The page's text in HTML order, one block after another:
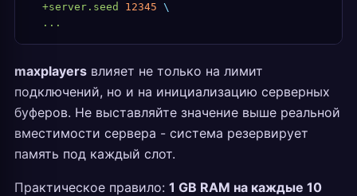
  +server.seed
12345 \
  ...
maxplayers влияет не только на лимит
подключений, но и на инициализацию серверных
буферов. Не выставляйте значение выше реальной
вместимости сервера - система резервирует
память под каждый слот.
Практическое правило: 1 GB RAM на каждые 10